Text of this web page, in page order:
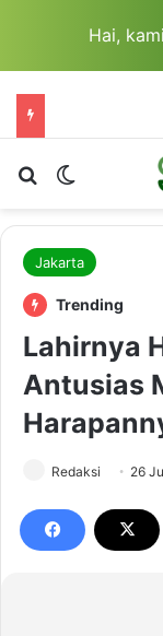
Hai,
Cari berita...
Switch
Jakarta
Trending
Lahirnya
Antusias
Redaksi 26